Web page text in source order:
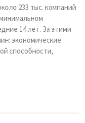
233 тыс. компаний
14 лет. За этими
экономические
способности,